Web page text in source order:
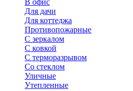
В офис
Для дачи
Для коттеджа
Противопожарные
С зеркалом
С ковкой
С терморазрывом
Со стеклом
Уличные
Утепленные